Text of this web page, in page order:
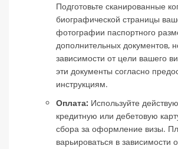
Подготовьте сканированные
биографической страницы
фотографии паспортного
дополнительных документов,
зависимости от цели вашего
эти документы согласно
инструкциям.
Оплата: Используйте
кредитную или дебетовую
сбора за оформление визы.
варьироваться в зависимости